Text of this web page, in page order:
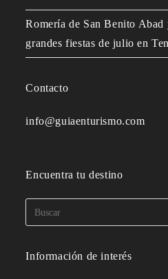
Romería de San Benito
grandes fiestas de julio en
Contacto
info@guiaenturismo.com
Encuentra tu destino
Información de interés